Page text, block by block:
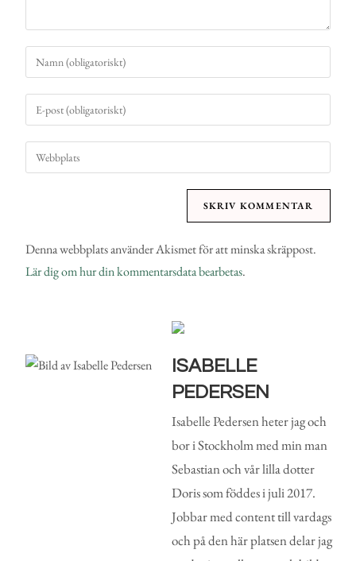
Denna webbplats använder Akismet för att minska skräppost.
Lär dig om hur din kommentarsdata bearbetas.
ISABELLE
PEDERSEN
Isabelle Pedersen heter jag och
bor i Stockholm med min man
Sebastian och vår lilla dotter
Doris som föddes i juli 2017.
Jobbar med content till vardags
och på den här platsen delar jag